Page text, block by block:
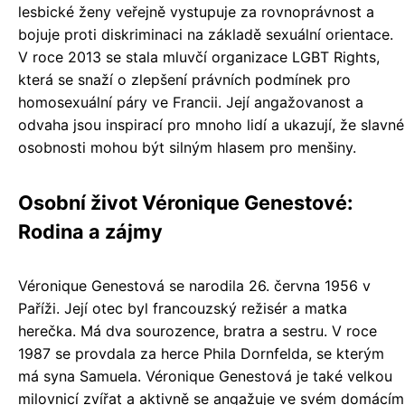
lesbické ženy veřejně vystupuje za rovnoprávnost a
bojuje proti diskriminaci na základě sexuální orientace.
V roce 2013 se stala mluvčí organizace LGBT Rights,
která se snaží o zlepšení právních podmínek pro
homosexuální páry ve Francii. Její angažovanost a
odvaha jsou inspirací pro mnoho lidí a ukazují, že slavné
osobnosti mohou být silným hlasem pro menšiny.
Osobní život Véronique Genestové:
Rodina a zájmy
Véronique Genestová se narodila 26. června 1956 v
Paříži. Její otec byl francouzský režisér a matka
herečka. Má dva sourozence, bratra a sestru. V roce
1987 se provdala za herce Phila Dornfelda, se kterým
má syna Samuela. Véronique Genestová je také velkou
milovnicí zvířat a aktivně se angažuje ve svém domácím